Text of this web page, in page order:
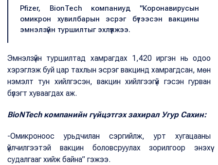
Pfizer, BionTech компаниуд "Коронавирусын
омикрон хувилбарын эсрэг бүтээсэн вакцины
эмнэлзүйн туршилтыг эхлүүлжээ.
Эмнэлзүйн туршилтад хамрагдах 1,420 иргэн нь одоо
хэрэглэж буй цар тахлын эсрэг вакцинд хамрагдсан, мөн
нэмэлт тун хийлгэсэн, вакцин хийлгээгүй гэсэн гурван
бүлэгт хуваагдах аж.
BioNTech компанийн гүйцэтгэх захирал Угур Сахин:
-Омикроноос урьдчилан сэргийлж, урт хугацааны
үйлчилгээтэй вакцин боловсруулах зорилгоор энэхүү
судалгааг хийж байна” гэжээ.